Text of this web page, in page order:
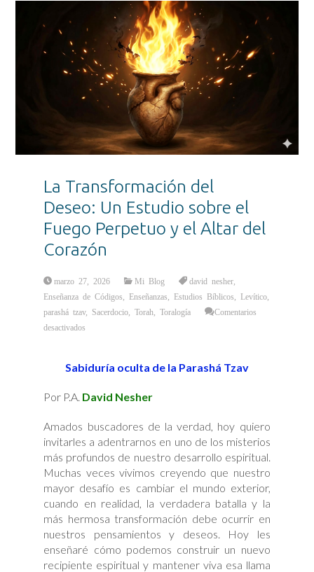
La Transformación del
Deseo: Un Estudio sobre el
Fuego Perpetuo y el Altar del
Corazón
marzo 27, 2026 Mi Blog david nesher
Enseñanza de Códigos
Enseñanzas Estudios Bíblicos Levítico
parashá tzav, Sacerdocio ,Torah ,Toralogía
Comentarios
desactivados
Un
Estudio
Fuego
el
Altar
del
Sabiduría oculta de la Parashá Tzav
Por P.A. David Nesher
Amados buscadores de la verdad, hoy quiero
invitarles a adentrarnos en uno de los misterios
más profundos de nuestro desarrollo espiritual.
Muchas veces vivimos creyendo que nuestro
mayor desafío es cambiar el mundo exterior,
cuando en realidad, la verdadera batalla y la
más hermosa transformación debe ocurrir en
nuestros pensamientos y deseos. Hoy les
enseñaré cómo podemos construir un nuevo
recipiente espiritual y mantener viva esa llama